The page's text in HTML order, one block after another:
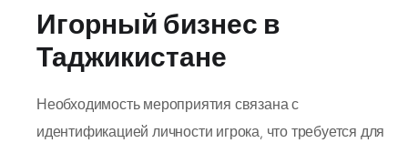
Игорный бизнес в
Таджикистане
Необходимость мероприятия связана с
идентификацией личности игрока, что требуется для